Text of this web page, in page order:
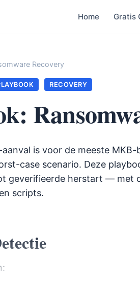
Home Gratis
Recovery
RECOVERY
is voor de meeste
case scenario. Deze
geverifieerde herstart — met
scripts.